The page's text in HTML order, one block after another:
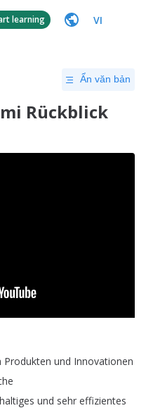
learning VI
Ẩn văn bản
Rückblick
Produkten und Innovationen
und sehr effizientes